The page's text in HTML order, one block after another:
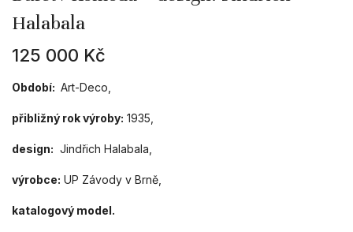
Halabala
125 000 Kč
Období: Art-Deco,
přibližný rok výroby: 1935,
design: Jindřich Halabala,
výrobce: UP Závody v Brně,
katalogový model.